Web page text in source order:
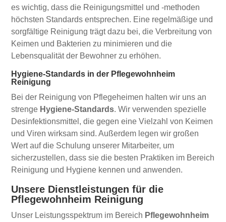
es wichtig, dass die Reinigungsmittel und -methoden
höchsten Standards entsprechen. Eine regelmäßige und
sorgfältige Reinigung trägt dazu bei, die Verbreitung von
Keimen und Bakterien zu minimieren und die
Lebensqualität der Bewohner zu erhöhen.
Hygiene-Standards in der Pflegewohnheim
Reinigung
Bei der Reinigung von Pflegeheimen halten wir uns an
strenge Hygiene-Standards. Wir verwenden spezielle
Desinfektionsmittel, die gegen eine Vielzahl von Keimen
und Viren wirksam sind. Außerdem legen wir großen
Wert auf die Schulung unserer Mitarbeiter, um
sicherzustellen, dass sie die besten Praktiken im Bereich
Reinigung und Hygiene kennen und anwenden.
Unsere Dienstleistungen für die
Pflegewohnheim Reinigung
Unser Leistungsspektrum im Bereich Pflegewohnheim